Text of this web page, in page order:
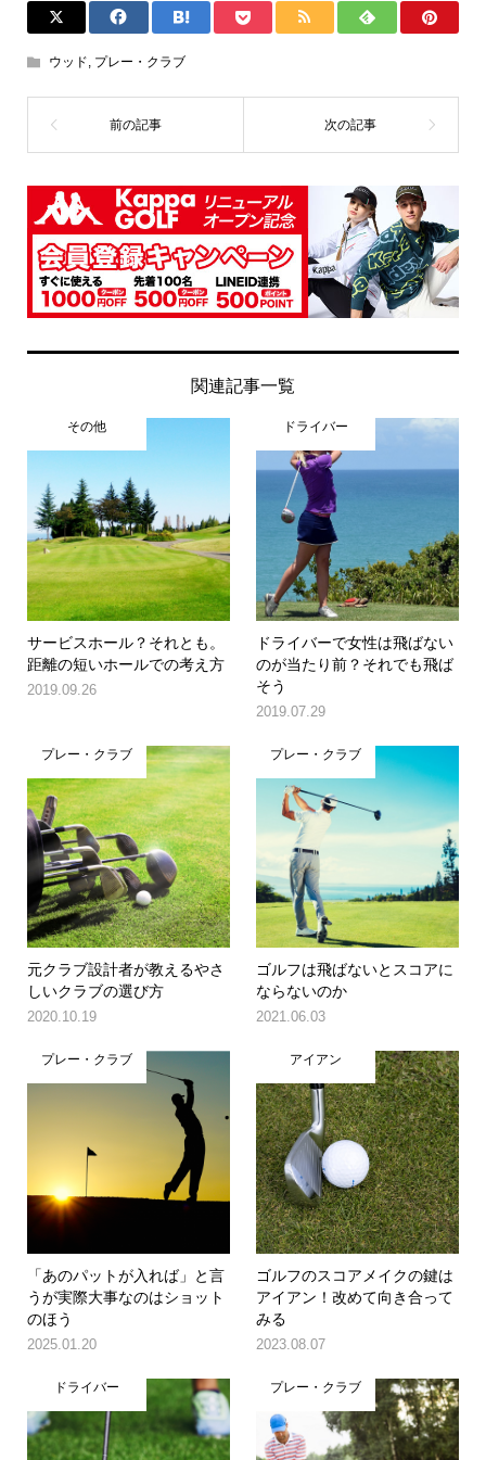
ウッド, プレー・クラブ
関連記事一覧
その他
サービスホール？それとも。
距離の短いホールでの考え方
2019.09.26
ドライバー
ドライバーで女性は飛ばない
のが当たり前？それでも飛ば
そう
2019.07.29
プレー・クラブ
元クラブ設計者が教えるやさ
しいクラブの選び方
2020.10.19
プレー・クラブ
ゴルフは飛ばないとスコアに
ならないのか
2021.06.03
プレー・クラブ
「あのパットが入れば」と言
うが実際大事なのはショット
のほう
2025.01.20
アイアン
ゴルフのスコアメイクの鍵は
アイアン！改めて向き合って
みる
2023.08.07
ドライバー プレー・クラブ